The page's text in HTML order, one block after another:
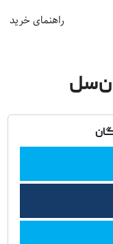
راهنمای خرید